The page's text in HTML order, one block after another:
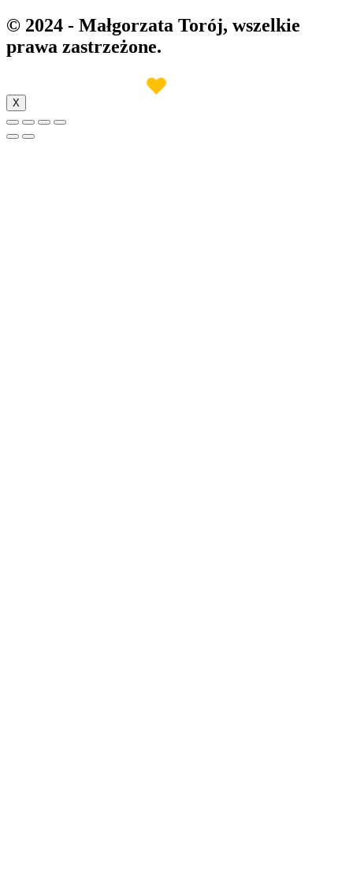
© 2024 - Małgorzata Torój, wszelkie
prawa zastrzeżone.
Made with♥︎by INB Marketing
X